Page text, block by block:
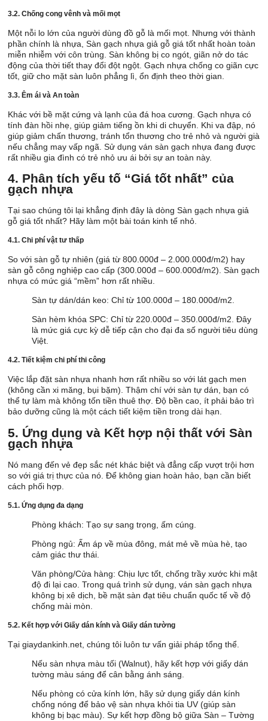
3.2. Chống cong vênh và mối mọt
Một nỗi lo lớn của người dùng đồ gỗ là mối mọt. Nhưng với thành
phần chính là nhựa, Sàn gạch nhựa giả gỗ giá tốt nhất hoàn toàn
miễn nhiễm với côn trùng. Sàn không bị co ngót, giãn nở do tác
động của thời tiết thay đổi đột ngột. Gạch nhựa chống co giãn cực
tốt, giữ cho mặt sàn luôn phẳng lì, ổn định theo thời gian.
3.3. Êm ái và An toàn
Khác với bề mặt cứng và lạnh của đá hoa cương. Gạch nhựa có
tính đàn hồi nhẹ, giúp giảm tiếng ồn khi di chuyển. Khi va đập, nó
giúp giảm chấn thương, tránh tổn thương cho trẻ nhỏ và người già
nếu chẳng may vấp ngã. Sử dụng ván sàn gạch nhựa đang được
rất nhiều gia đình có trẻ nhỏ ưu ái bởi sự an toàn này.
4. Phân tích yếu tố “Giá tốt nhất” của
gạch nhựa
Tại sao chúng tôi lại khẳng định đây là dòng Sàn gạch nhựa giả
gỗ giá tốt nhất? Hãy làm một bài toán kinh tế nhỏ.
4.1. Chi phí vật tư thấp
So với sàn gỗ tự nhiên (giá từ 800.000đ – 2.000.000đ/m2) hay
sàn gỗ công nghiệp cao cấp (300.000đ – 600.000đ/m2). Sàn gạch
nhựa có mức giá “mềm” hơn rất nhiều.
Sàn tự dán/dán keo: Chỉ từ 100.000đ – 180.000đ/m2.
Sàn hèm khóa SPC: Chỉ từ 220.000đ – 350.000đ/m2. Đây
là mức giá cực kỳ dễ tiếp cận cho đại đa số người tiêu dùng
Việt.
4.2. Tiết kiệm chi phí thi công
Việc lắp đặt sàn nhựa nhanh hơn rất nhiều so với lát gạch men
(không cần xi măng, bụi bặm). Thậm chí với sàn tự dán, bạn có
thể tự làm mà không tốn tiền thuê thợ. Độ bền cao, ít phải bảo trì
bảo dưỡng cũng là một cách tiết kiệm tiền trong dài hạn.
5. Ứng dụng và Kết hợp nội thất với Sàn
gạch nhựa
Nó mang đến vẻ đẹp sắc nét khác biệt và đẳng cấp vượt trội hơn
so với giá trị thực của nó. Để không gian hoàn hảo, bạn cần biết
cách phối hợp.
5.1. Ứng dụng đa dạng
Phòng khách: Tạo sự sang trọng, ấm cúng.
Phòng ngủ: Ấm áp về mùa đông, mát mẻ về mùa hè, tạo
cảm giác thư thái.
Văn phòng/Cửa hàng: Chịu lực tốt, chống trầy xước khi mật
độ đi lại cao. Trong quá trình sử dụng, ván sàn gạch nhựa
không bị xê dịch, bề mặt sàn đạt tiêu chuẩn quốc tế về độ
chống mài mòn.
5.2. Kết hợp với Giấy dán kính và Giấy dán tường
Tại giaydankinh.net, chúng tôi luôn tư vấn giải pháp tổng thể.
Nếu sàn nhựa màu tối (Walnut), hãy kết hợp với giấy dán
tường màu sáng để cân bằng ánh sáng.
Nếu phòng có cửa kính lớn, hãy sử dụng giấy dán kính
chống nóng để bảo vệ sàn nhựa khỏi tia UV (giúp sàn
không bị bạc màu). Sự kết hợp đồng bộ giữa Sàn – Tường